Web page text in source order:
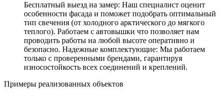
Бесплатный выезд на замер: Наш специалист оценит
особенности фасада и поможет подобрать оптимальный
тип свечения (от холодного арктического до мягкого
теплого). Работаем с автовышки что позволяет нам
проводить работы на любой высоте оперативно и
безопасно. Надежные комплектующие: Мы работаем
только с проверенными брендами, гарантируя
износостойкость всех соединений и креплений.
Примеры реализованных объектов